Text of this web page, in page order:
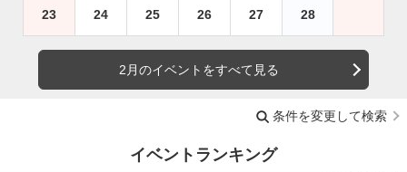
23 24 25 26 27 28
2月のイベントをすべて見る
条件を変更して検索
イベントランキング